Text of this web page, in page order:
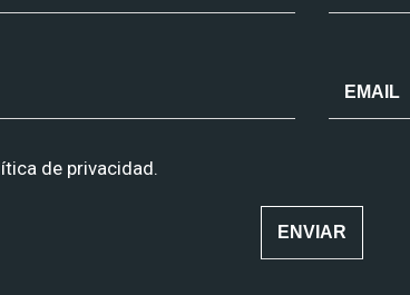
de privacidad.